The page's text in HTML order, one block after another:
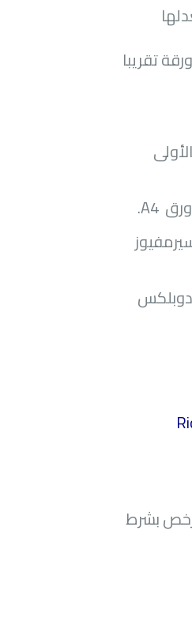
مل، ومعدلها
جرام ومعدله 55 الف ورقة تقريبا
A4
.
بشرط